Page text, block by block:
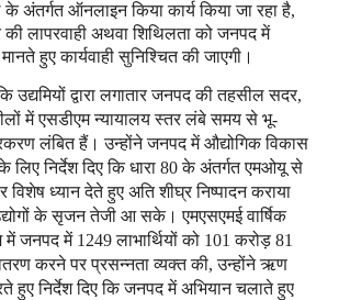
के अंतर्गत ऑनलाइन किया कार्य किया जा रहा है,
लापरवाही अथवा शिथिलता को जनपद में
हुए कार्यवाही सुनिश्चित की जाएगी।
उद्यमियों द्वारा लगातार जनपद की तहसील सदर,
में एसडीएम न्यायालय स्तर लंबे समय से भू-
लंबित हैं। उन्होंने जनपद में औद्योगिक विकास
लिए निर्देश दिए कि धारा 80 के अंतर्गत एमओयू से
ध्यान देते हुए अति शीघ्र निष्पादन कराया
के सृजन तेजी आ सके। एमएसएमई वार्षिक
जनपद में 1249 लाभार्थियों को 101 करोड़ 81
करने पर प्रसन्नता व्यक्त की, उन्होंने ऋण
हुए निर्देश दिए कि जनपद में अभियान चलाते हुए